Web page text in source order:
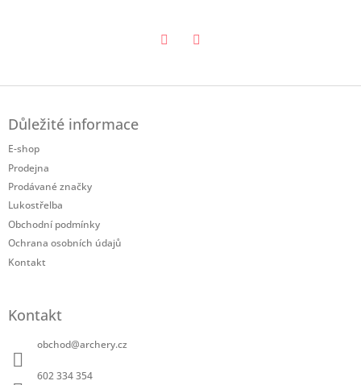
Důležité informace
E-shop
Prodejna
Prodávané značky
Lukostřelba
Obchodní podmínky
Ochrana osobních údajů
Kontakt
Kontakt
obchod@archery.cz
602 334 354